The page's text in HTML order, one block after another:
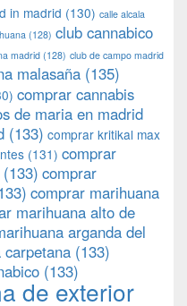
in madrid (130) calle alcala
(128) club cannabico
madrid(128) club de campo madrid
malasaña (135)
comprar cannabis
de maria en madrid
(133) comprar kritikal max
(131) comprar
(133) comprar
comprar marihuana
marihuana alto de
arganda del
(133)
(133)
de exterior